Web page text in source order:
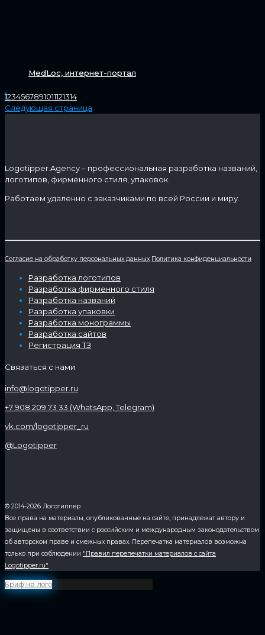
MedLoc, интернет-портал
1234567891011121314
Следующая страница
Logotipper.Agency – профессиональная разработка названий,
логотипов, фирменного стиля, упаковок.
Работаем удаленно с заказчиками по всей России и миру.
Согласие на обработку персональных данных Политика конфиденциальности
Разработка логотипов
Разработка фирменного стиля
Разработка названий
Разработка упаковки
Разработка монограммы
Разработка сайтов
Регистрация ТЗ
Связаться с нами
info@logotipper.ru
+7 908 209 73 33 (WhatsApp, Telegram)
vk.com/logotipper_ru
@Logotipper
© 2014-2026 Логотиппер
Все права на материалы, опубликованные на сайте, принадлежат автору и
защищены в соответствии с российским и международным законодательством
об авторском праве и смежных правах. Перепечатка материалов возможна
только при соблюдении "Правил перепечатки материалов с сайта
Logotipper.ru"
Бриф на лого